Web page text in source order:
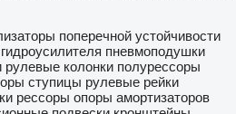
поперечной устойчивости
пневмоподушки
рулевые колонки полурессоры
ступицы рулевые рейки
рессоры опоры амортизаторов